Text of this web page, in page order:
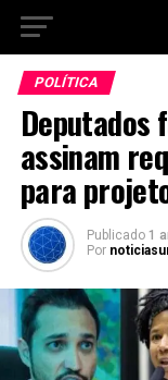
POLÍTICA
Deputados
assinam
para
Publicado 1
Por